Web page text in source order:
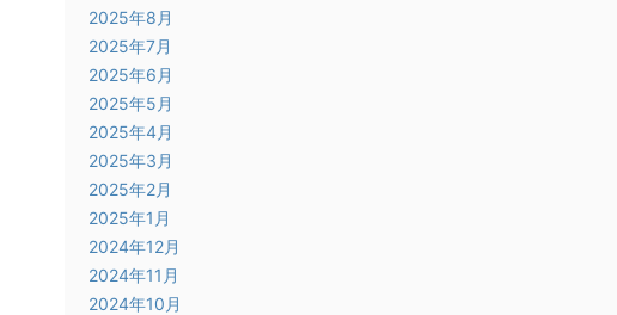
2025年8月
2025年7月
2025年6月
2025年5月
2025年4月
2025年3月
2025年2月
2025年1月
2024年12月
2024年11月
2024年10月